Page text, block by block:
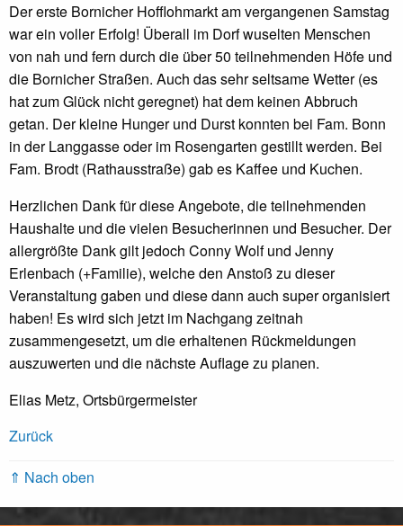
Der erste Bornicher Hofflohmarkt am vergangenen Samstag
war ein voller Erfolg! Überall im Dorf wuselten Menschen
von nah und fern durch die über 50 teilnehmenden Höfe und
die Bornicher Straßen. Auch das sehr seltsame Wetter (es
hat zum Glück nicht geregnet) hat dem keinen Abbruch
getan. Der kleine Hunger und Durst konnten bei Fam. Bonn
in der Langgasse oder im Rosengarten gestillt werden. Bei
Fam. Brodt (Rathausstraße) gab es Kaffee und Kuchen.
Herzlichen Dank für diese Angebote, die teilnehmenden
Haushalte und die vielen Besucherinnen und Besucher. Der
allergrößte Dank gilt jedoch Conny Wolf und Jenny
Erlenbach (+Familie), welche den Anstoß zu dieser
Veranstaltung gaben und diese dann auch super organisiert
haben! Es wird sich jetzt im Nachgang zeitnah
zusammengesetzt, um die erhaltenen Rückmeldungen
auszuwerten und die nächste Auflage zu planen.
Elias Metz, Ortsbürgermeister
Zurück
⇑ Nach oben